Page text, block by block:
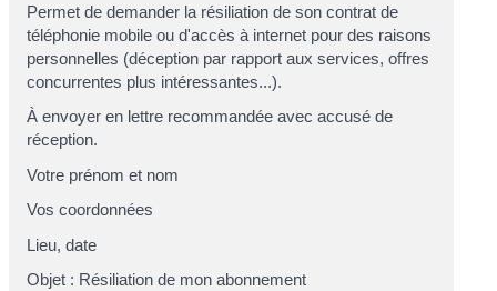
Permet de demander la résiliation de son contrat de
téléphonie mobile ou d'accès à internet pour des raisons
personnelles (déception par rapport aux services, offres
concurrentes plus intéressantes...).
À envoyer en lettre recommandée avec accusé de
réception.
Votre prénom et nom
Vos coordonnées
Lieu, date
Objet : Résiliation de mon abonnement